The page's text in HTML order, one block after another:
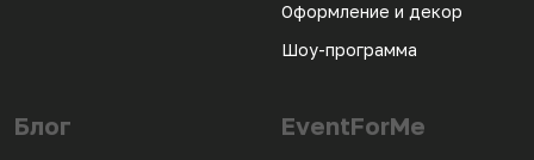
Оформление и декор
Шоу-программа
Блог EventForMe